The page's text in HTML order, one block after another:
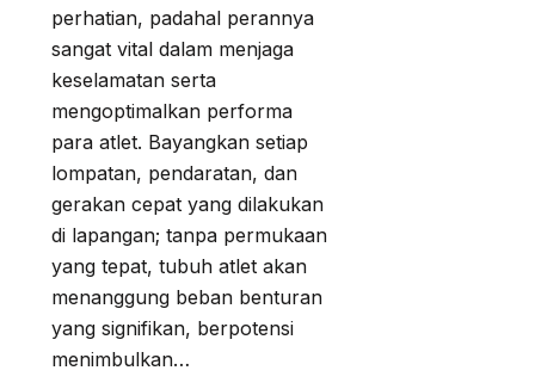
perhatian, padahal perannya
sangat vital dalam menjaga
keselamatan serta
mengoptimalkan performa
para atlet. Bayangkan setiap
lompatan, pendaratan, dan
gerakan cepat yang dilakukan
di lapangan; tanpa permukaan
yang tepat, tubuh atlet akan
menanggung beban benturan
yang signifikan, berpotensi
menimbulkan…